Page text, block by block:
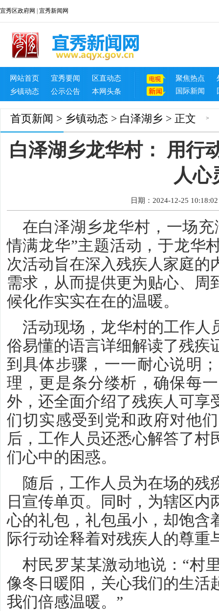
宜秀区政府网 宜秀新闻网
网站首页 宜秀要闻
区直动态
乡镇动态
公示公告 本网头条
聚焦热点
国际新闻
首页 >
新闻 > 乡镇动态 > 白泽湖乡 > 正文
白泽湖乡龙华村： 用行
人心
日期：2024-12-25 10:18:02
在白泽湖乡龙华村，一场
情满龙华”主题活动，于龙华
次活动旨在深入残疾人家庭的
需求，从而提供更为贴心、周
候化作实实在在的温暖。
活动现场，龙华村的工作人
俗易懂的语言详细解读了残疾
到具体步骤，一一耐心说明
理，更是条分缕析，确保每
外，还全面介绍了残疾人可享
们切实感受到党和政府对他
后，工作人员还悉心解答了村
们心中的困惑。
随后，工作人员为在场的残
日宣传单页。同时，为辖区
心的礼包，礼包虽小，却饱含
际行动诠释着对残疾人的尊重
村民罗某某激动地说：“村
像冬日暖阳，关心我们的生活
我们倍感温暖。”